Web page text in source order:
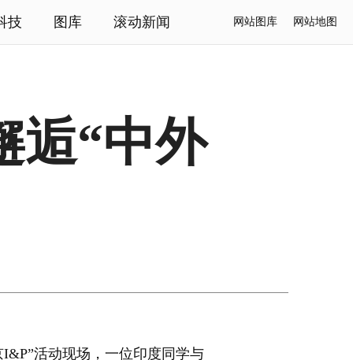
技 图库 滚动新闻 网站图库 网站地图
逅“中外
活动现场，一位印度同学与